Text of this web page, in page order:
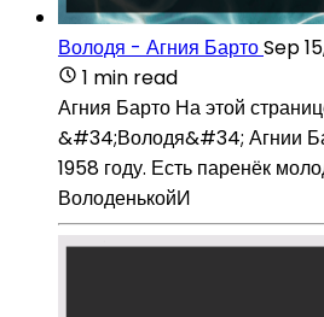
Володя - Агния БартоSep
1 min read
Агния Барто На этой
&#34;Володя&#34; Агнии
1958 году. Есть паренёк
ВолоденькойИ